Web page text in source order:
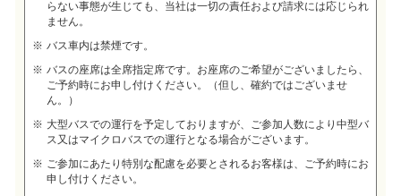
らない事態が生じても、当社は一切の責任および請求には応じられ
ません。
バス車内は禁煙です。
バスの座席は全席指定席です。お座席のご希望がございましたら、
ご予約時にお申し付けください。（但し、確約ではございませ
ん。）
大型バスでの運行を予定しておりますが、ご参加人数により中型バ
ス又はマイクロバスでの運行となる場合がございます。
ご参加にあたり特別な配慮を必要とされるお客様は、ご予約時にお
申し付けください。